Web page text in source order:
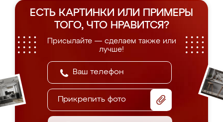
ЕСТЬ КАРТИНКИ ИЛИ ПРИМЕРЫ
ТОГО, ЧТО НРАВИТСЯ?
Присылайте — сделаем также или
лучше!
Прикрепить фото